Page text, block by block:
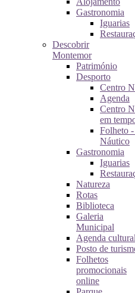
Gastronomia
Iguarias
Descobrir
Montemor
Património
Desporto
Centro
Agenda
Centro
em
Folheto
Náutico
Gastronomia
Iguarias
Natureza
Rotas
Biblioteca
Galeria
Municipal
Agenda cultural
Posto de
Folhetos
promocionais
online